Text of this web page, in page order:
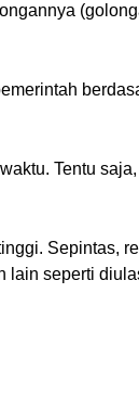
Tentu
Sepintas,
seperti